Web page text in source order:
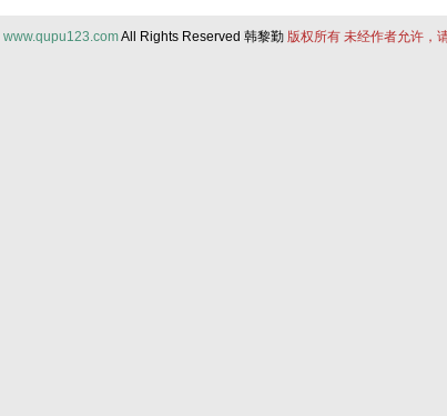
www.qupu123.comAll Rights Reserved 韩黎勤 版权所有 未经作者允许，